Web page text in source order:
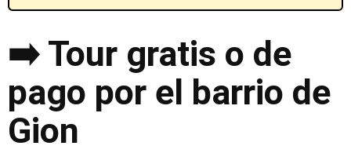
➡️ Tour gratis o de
pago por el barrio de
Gion